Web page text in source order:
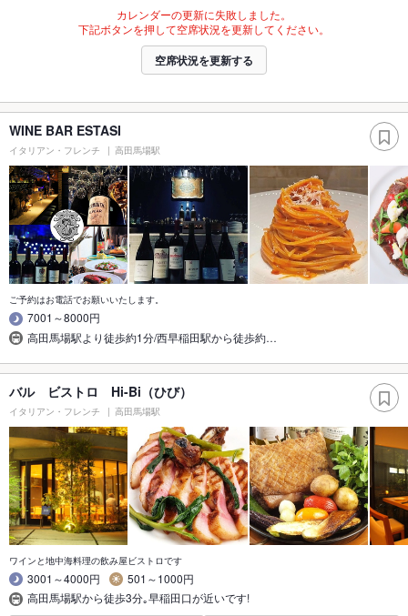
カレンダーの更新に失敗しました。
下記ボタンを押して空席状況を更新してください。
空席状況を更新する
WINE BAR ESTASI
イタリアン・フレンチ 高田馬場駅
ご予約はお電話でお願いいたします。
7001～8000円
高田馬場駅より徒歩約1分/西早稲田駅から徒歩約…
バル ビストロ Hi-Bi（ひび）
イタリアン・フレンチ 高田馬場駅
ワインと地中海料理の飲み屋ビストロです
3001～4000円
501～1000円
高田馬場駅から徒歩3分｡早稲田口が近いです!